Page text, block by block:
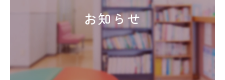
お知らせ